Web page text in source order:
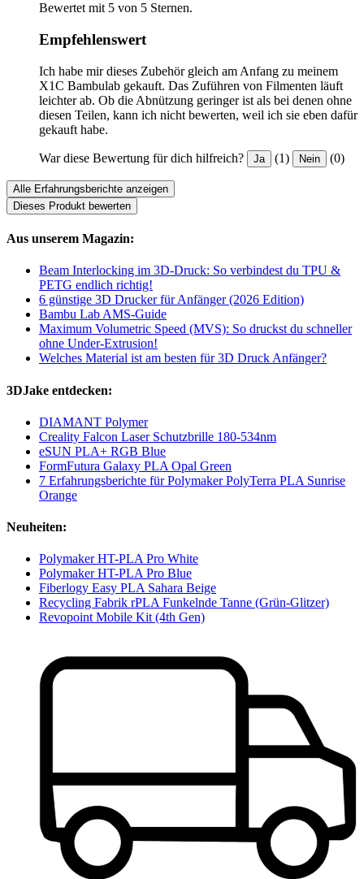
Bewertet mit 5 von 5 Sternen.
Empfehlenswert
Ich habe mir dieses Zubehör gleich am Anfang zu meinem
X1C Bambulab gekauft. Das Zuführen von Filmenten läuft
leichter ab. Ob die Abnützung geringer ist als bei denen ohne
diesen Teilen, kann ich nicht bewerten, weil ich sie eben dafür
gekauft habe.
War diese Bewertung für dich hilfreich? Ja (1) Nein (0)
Alle Erfahrungsberichte anzeigen
Dieses Produkt bewerten
Aus unserem Magazin:
Beam Interlocking im 3D-Druck: So verbindest du TPU &
PETG endlich richtig!
6 günstige 3D Drucker für Anfänger (2026 Edition)
Bambu Lab AMS-Guide
Maximum Volumetric Speed (MVS): So druckst du schneller
ohne Under-Extrusion!
Welches Material ist am besten für 3D Druck Anfänger?
3DJake entdecken:
DIAMANT Polymer
Creality Falcon Laser Schutzbrille 180-534nm
eSUN PLA+ RGB Blue
FormFutura Galaxy PLA Opal Green
7 Erfahrungsberichte für Polymaker PolyTerra PLA Sunrise
Orange
Neuheiten:
Polymaker HT-PLA Pro White
Polymaker HT-PLA Pro Blue
Fiberlogy Easy PLA Sahara Beige
Recycling Fabrik rPLA Funkelnde Tanne (Grün-Glitzer)
Revopoint Mobile Kit (4th Gen)